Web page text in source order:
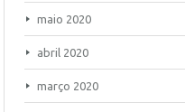
maio 2020
abril 2020
março 2020